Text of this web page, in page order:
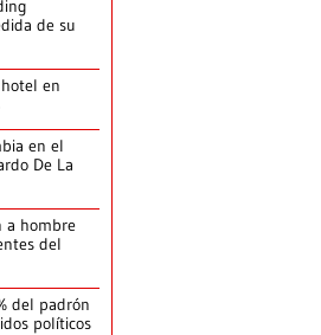
de su
en
en el
De La
a hombre
del
del padrón
políticos